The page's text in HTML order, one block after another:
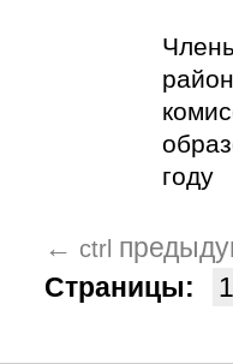
году
← ctrl
Страницы:
1